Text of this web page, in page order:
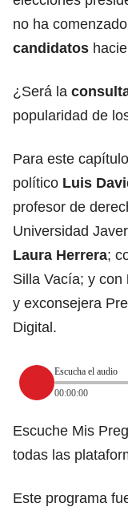
no ha
candidatos
¿Será la
popularidad de
Para este
político Luis
profesor de
Universidad
Laura Herrera;
Silla Vacía; y con
y exconsejera
Digital.
Escucha el audio
00:00:00
Escuche Mis
todas las
Este programa